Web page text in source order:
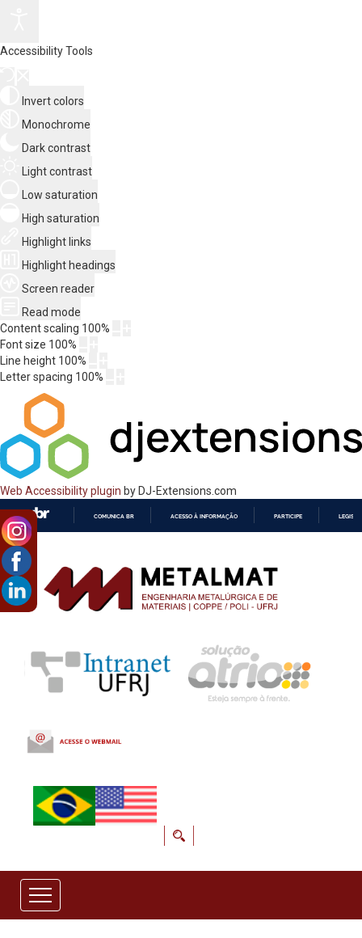
Accessibility Tools
Invert colors
Monochrome
Dark contrast
Light contrast
Low saturation
High saturation
Highlight links
Highlight headings
Screen reader
Read mode
Content scaling 100%
Font size 100%
Line height 100%
Letter spacing 100%
Web Accessibility plugin by DJ-Extensions.com
CONTEÚDO
COMUNICA BR ACESSO À INFORMAÇÃO PARTICIPE